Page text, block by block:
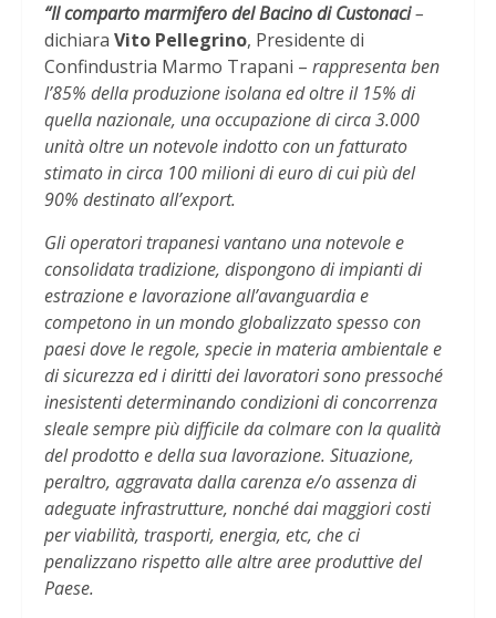
“Il comparto marmifero del Bacino di Custonaci–
dichiara Vito Pellegrino, Presidente di
Confindustria Marmo Trapani – rappresenta ben
l’85% della produzione isolana ed oltre il 15% di
quella nazionale, una occupazione di circa 3.000
unità oltre un notevole indotto con un fatturato
stimato in circa 100 milioni di euro di cui più del
90% destinato all’export.
Gli operatori trapanesi vantano una notevole e
consolidata tradizione, dispongono di impianti di
estrazione e lavorazione all’avanguardia e
competono in un mondo globalizzato spesso con
paesi dove le regole, specie in materia ambientale e
di sicurezza ed i diritti dei lavoratori sono pressoché
inesistenti determinando condizioni di concorrenza
sleale sempre più difficile da colmare con la qualità
del prodotto e della sua lavorazione. Situazione,
peraltro, aggravata dalla carenza e/o assenza di
adeguate infrastrutture, nonché dai maggiori costi
per viabilità, trasporti, energia, etc, che ci
penalizzano rispetto alle altre aree produttive del
Paese.